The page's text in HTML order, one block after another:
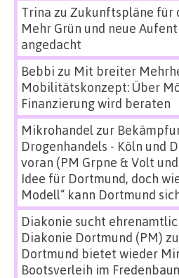
Trina zu Zukunftspläne für
Mehr Grün und neue
angedacht
Bebbi zu Mit breiter
Mobilitätskonzept: Über
Finanzierung wird beraten
Mikrohandel zur
Drogenhandels - Köln und
voran (PM Grpne & Volt und
Idee für Dortmund, doch
Modell“ kann Dortmund
Diakonie sucht
Diakonie Dortmund (PM) zu
Dortmund bietet wieder
Bootsverleih im